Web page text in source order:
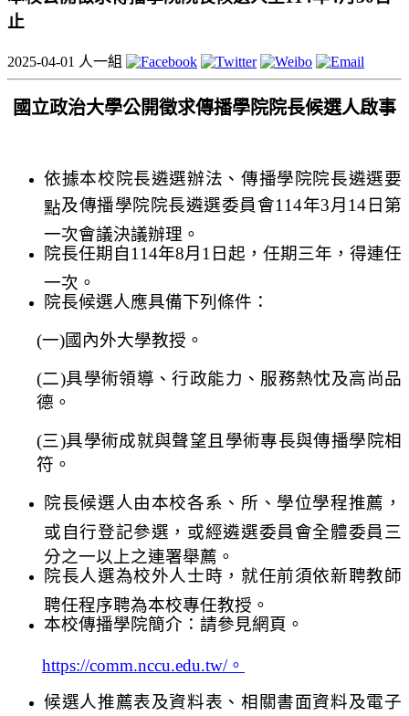
止
2025-04-01 人一組
國立政治大學公開徵求傳播學院院長候選人啟事
依據本校 院長遴選辦法 、 傳播學院院長遴選要
點及傳播學院院長遴選委員會114年3月14日第
一次會議決議辦理。
院長任期自114年8月1日起，任期三年，得連任
一次。
院長候選人應具備下列條件：
(一)國內外大學教授。
(二)具學術領導、行政能力、服務熱忱及高尚品
德 。
(三)具學術成就與聲望且學術專長與傳播學院相
符 。
院長候選人由本校各系、所、學位學程推薦，
或自行登記參選，或經遴選委員會全體委員三
分之一以上之連署舉薦。
院長人選為校外人士時，就任前須依新聘教師
聘任程序聘為本校專任教授。
本校傳播學院簡介：請參見網頁 。
https://comm.nccu.edu.tw/。
候選人推薦表及資料表、相關書面資料及電子